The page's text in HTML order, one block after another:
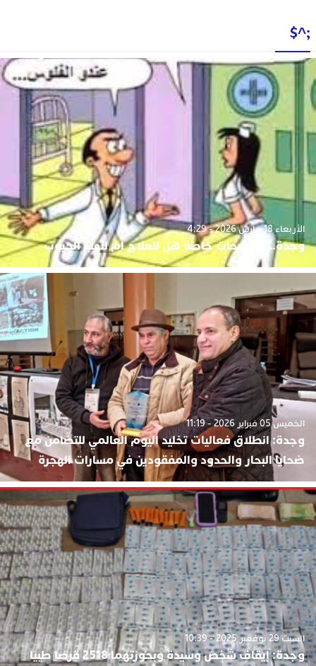
;^$
الأربعاء 18 مارس 2026 - 4:29
وجدة… المصحات خاصة هل للعلاج أم لنهب الجيوب
الخميس 05 فبراير 2026 - 11:19
وجدة: انطلاق فعاليات تخليد اليوم العالمي للتضامن مع
ضحايا البحار والحدود والمفقودين في مسارات الهجرة
السبت 29 نوفمبر 2025 - 10:39
وجدة: إيقاف شخص وسيدة وبحوزتهما 2518 قرصا طبيا